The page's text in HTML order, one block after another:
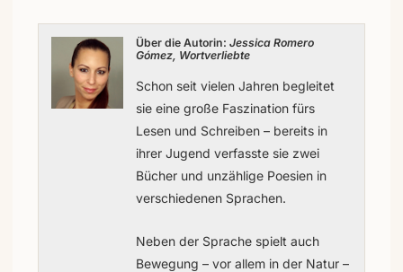
Über die Autorin: Jessica Romero
Gómez, Wortverliebte
Schon seit vielen Jahren begleitet
sie eine große Faszination fürs
Lesen und Schreiben – bereits in
ihrer Jugend verfasste sie zwei
Bücher und unzählige Poesien in
verschiedenen Sprachen.
Neben der Sprache spielt auch
Bewegung – vor allem in der Natur –